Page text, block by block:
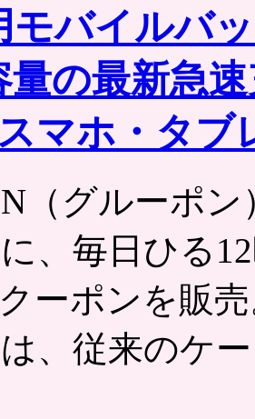
ト
「ラ
レ」
植
性
乳
菌、
水
し
で
OK。
ラ
レ
菌・
モバイルバ
量の最新急
マホ・タブ
（グルーポ
、毎日ひる
ーポンを販
、従来のケ